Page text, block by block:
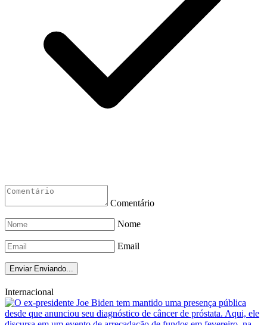
Comentário
Nome
Email
Enviar Enviando...
Internacional